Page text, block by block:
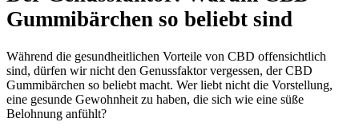
Gummibärchen so beliebt sind
Während die gesundheitlichen Vorteile von CBD offensichtlich
sind, dürfen wir nicht den Genussfaktor vergessen, der CBD
Gummibärchen so beliebt macht. Wer liebt nicht die Vorstellung,
eine gesunde Gewohnheit zu haben, die sich wie eine süße
Belohnung anfühlt?